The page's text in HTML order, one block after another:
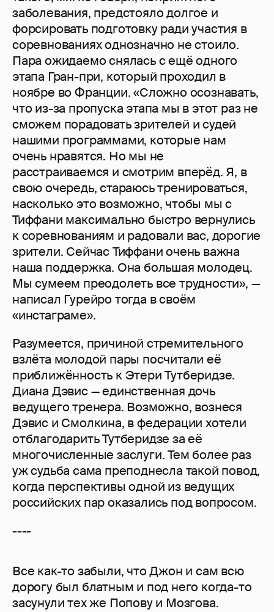
заболевания, предстояло долгое и
форсировать подготовку ради участия в
соревнованиях однозначно не стоило.
Пара ожидаемо снялась с ещё одного
этапа Гран-при, который проходил в
ноябре во Франции. «Сложно осознавать,
что из-за пропуска этапа мы в этот раз не
сможем порадовать зрителей и судей
нашими программами, которые нам
очень нравятся. Но мы не
расстраиваемся и смотрим вперёд. Я, в
свою очередь, стараюсь тренироваться,
насколько это возможно, чтобы мы с
Тиффани максимально быстро вернулись
к соревнованиям и радовали вас, дорогие
зрители. Сейчас Тиффани очень важна
наша поддержка. Она большая молодец.
Мы сумеем преодолеть все трудности», —
написал Гурейро тогда в своём
«инстаграме».
Разумеется, причиной стремительного
взлёта молодой пары посчитали её
приближённость к Этери Тутберидзе.
Диана Дэвис — единственная дочь
ведущего тренера. Возможно, вознеся
Дэвис и Смолкина, в федерации хотели
отблагодарить Тутберидзе за её
многочисленные заслуги. Тем более раз
уж судьба сама преподнесла такой повод,
когда перспективы одной из ведущих
российских пар оказались под вопросом.
----
Все как-то забыли, что Джон и сам всю
дорогу был блатным и под него когда-то
засунули тех же Попову и Мозгова.